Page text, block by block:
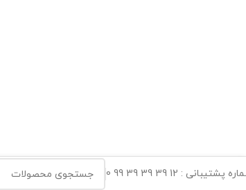
پشتیبانی : 12 39 39 39 99 0